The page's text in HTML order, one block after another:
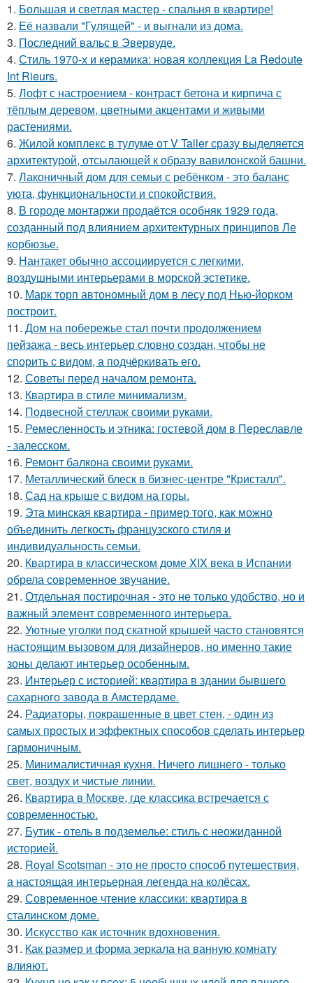
1. Большая и светлая мастер - спальня в квартире!
2. Её назвали "Гулящей" - и выгнали из дома.
3. Последний вальс в Эвервуде.
4. Стиль 1970-х и керамика: новая коллекция La Redoute
Int Rieurs.
5. Лофт с настроением - контраст бетона и кирпича с
тёплым деревом, цветными акцентами и живыми
растениями.
6. Жилой комплекс в тулуме от V Taller сразу выделяется
архитектурой, отсылающей к образу вавилонской башни.
7. Лаконичный дом для семьи с ребёнком - это баланс
уюта, функциональности и спокойствия.
8. В городе монтаржи продаётся особняк 1929 года,
созданный под влиянием архитектурных принципов Ле
корбюзье.
9. Нантакет обычно ассоциируется с легкими,
воздушными интерьерами в морской эстетике.
10. Марк торп автономный дом в лесу под Нью-йорком
построит.
11. Дом на побережье стал почти продолжением
пейзажа - весь интерьер словно создан, чтобы не
спорить с видом, а подчёркивать его.
12. Советы перед началом ремонта.
13. Квартира в стиле минимализм.
14. Подвесной стеллаж своими руками.
15. Ремесленность и этника: гостевой дом в Переславле
- залесском.
16. Ремонт балкона своими руками.
17. Металлический блеск в бизнес-центре "Кристалл".
18. Сад на крыше с видом на горы.
19. Эта минская квартира - пример того, как можно
объединить легкость французского стиля и
индивидуальность семьи.
20. Квартира в классическом доме XIX века в Испании
обрела современное звучание.
21. Отдельная постирочная - это не только удобство, но и
важный элемент современного интерьера.
22. Уютные уголки под скатной крышей часто становятся
настоящим вызовом для дизайнеров, но именно такие
зоны делают интерьер особенным.
23. Интерьер с историей: квартира в здании бывшего
сахарного завода в Амстердаме.
24. Радиаторы, покрашенные в цвет стен, - один из
самых простых и эффектных способов сделать интерьер
гармоничным.
25. Минималистичная кухня. Ничего лишнего - только
свет, воздух и чистые линии.
26. Квартира в Москве, где классика встречается с
современностью.
27. Бутик - отель в подземелье: стиль с неожиданной
историей.
28. Royal Scotsman - это не просто способ путешествия,
а настоящая интерьерная легенда на колёсах.
29. Современное чтение классики: квартира в
сталинском доме.
30. Искусство как источник вдохновения.
31. Как размер и форма зеркала на ванную комнату
влияют.